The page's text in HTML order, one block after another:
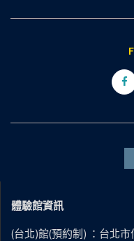
體驗館資訊
(台北)館(預約制) ：台北市